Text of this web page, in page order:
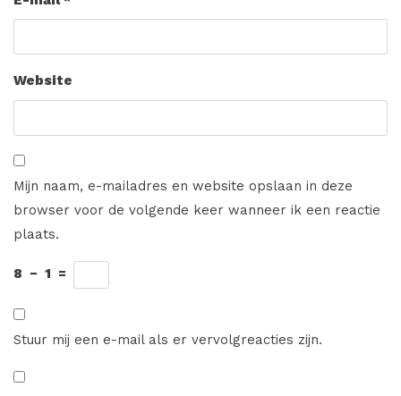
Website
Mijn naam, e-mailadres en website opslaan in deze
browser voor de volgende keer wanneer ik een reactie
plaats.
8 − 1 =
Stuur mij een e-mail als er vervolgreacties zijn.